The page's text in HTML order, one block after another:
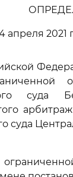
апреля 2021
суда